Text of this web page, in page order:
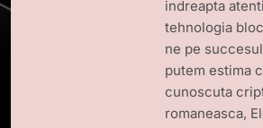
indreapta
tehnologia
ne pe
putem estima
cunoscuta
romaneasca,